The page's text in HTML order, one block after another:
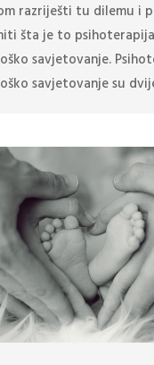
razriješti tu dilemu i
šta je to
savjetovanje.
savjetovanje su